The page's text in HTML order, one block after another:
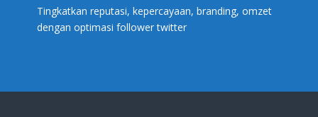
Tingkatkan reputasi, kepercayaan, branding, omzet
dengan optimasi follower twitter